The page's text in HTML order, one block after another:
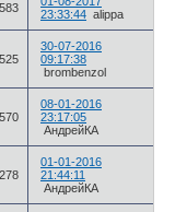
583
23:33:44 alippa
525
30-07-2016
09:17:38
brombenzol
570
08-01-2016
23:17:05
АндрейКА
278
01-01-2016
21:44:11
АндрейКА